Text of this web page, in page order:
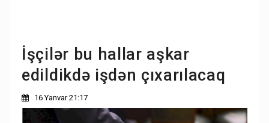
İşçilər bu hallar aşkar
edildikdə işdən çıxarılacaq
16 Yanvar 21:17